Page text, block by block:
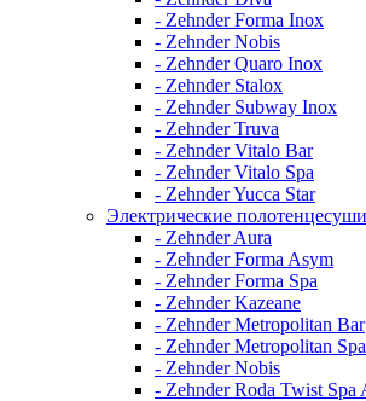
- Zehnder Forma Inox
- Zehnder Nobis
- Zehnder Quaro Inox
- Zehnder Stalox
- Zehnder Subway Inox
- Zehnder Truva
- Zehnder Vitalo Bar
- Zehnder Vitalo Spa
- Zehnder Yucca Star
Электрические
- Zehnder Aura
- Zehnder Forma Asym
- Zehnder Forma Spa
- Zehnder Kazeane
- Zehnder Metropolitan Bar
- Zehnder Metropolitan Spa
- Zehnder Nobis
- Zehnder Roda Twist Spa